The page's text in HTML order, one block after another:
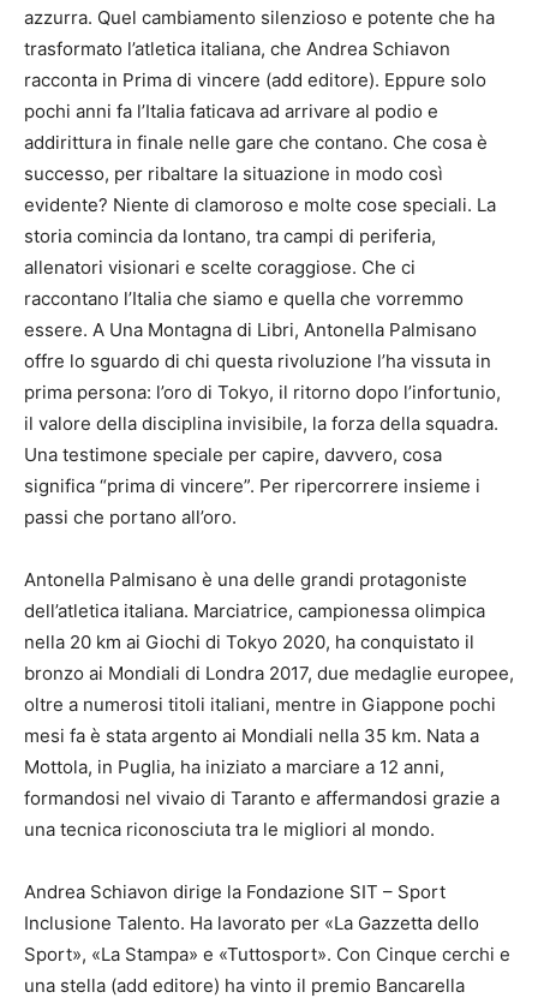
azzurra. Quel cambiamento silenzioso e potente che ha
trasformato l’atletica italiana, che Andrea Schiavon
racconta in Prima di vincere (add editore). Eppure solo
pochi anni fa l’Italia faticava ad arrivare al podio e
addirittura in finale nelle gare che contano. Che cosa è
successo, per ribaltare la situazione in modo così
evidente? Niente di clamoroso e molte cose speciali. La
storia comincia da lontano, tra campi di periferia,
allenatori visionari e scelte coraggiose. Che ci
raccontano l’Italia che siamo e quella che vorremmo
essere. A Una Montagna di Libri, Antonella Palmisano
offre lo sguardo di chi questa rivoluzione l’ha vissuta in
prima persona: l’oro di Tokyo, il ritorno dopo l’infortunio,
il valore della disciplina invisibile, la forza della squadra.
Una testimone speciale per capire, davvero, cosa
significa “prima di vincere”. Per ripercorrere insieme i
passi che portano all’oro.
Antonella Palmisano è una delle grandi protagoniste
dell’atletica italiana. Marciatrice, campionessa olimpica
nella 20 km ai Giochi di Tokyo 2020, ha conquistato il
bronzo ai Mondiali di Londra 2017, due medaglie europee,
oltre a numerosi titoli italiani, mentre in Giappone pochi
mesi fa è stata argento ai Mondiali nella 35 km. Nata a
Mottola, in Puglia, ha iniziato a marciare a 12 anni,
formandosi nel vivaio di Taranto e affermandosi grazie a
una tecnica riconosciuta tra le migliori al mondo.
Andrea Schiavon dirige la Fondazione SIT – Sport
Inclusione Talento. Ha lavorato per «La Gazzetta dello
Sport», «La Stampa» e «Tuttosport». Con Cinque cerchi e
una stella (add editore) ha vinto il premio Bancarella